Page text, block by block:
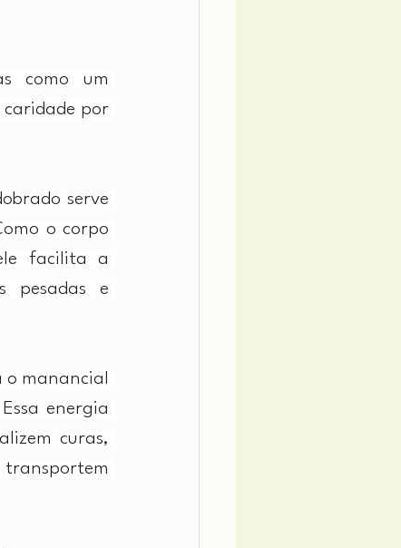
como um
por
serve
o corpo
facilita a
pesadas e
manancial
energia
curas,